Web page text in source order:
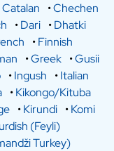
Catalan •Chechen
•Dari •Dhatki
•Finnish
•Greek •Gusii
•Ingush •Italian
•Kikongo/Kituba
•Kirundi •Komi
(Feyli)
Turkey)